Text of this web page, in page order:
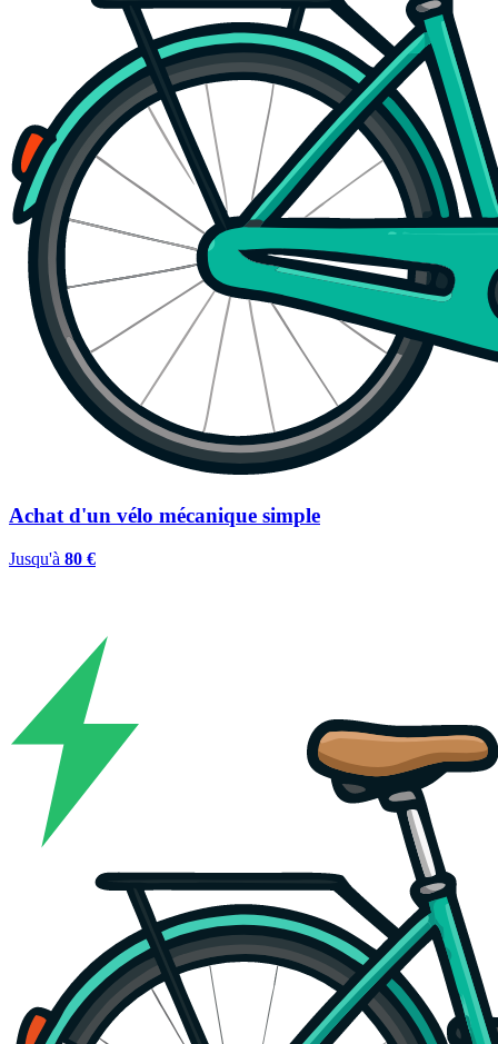
Achat d'un vélo mécanique simple
Jusqu'à 80 €